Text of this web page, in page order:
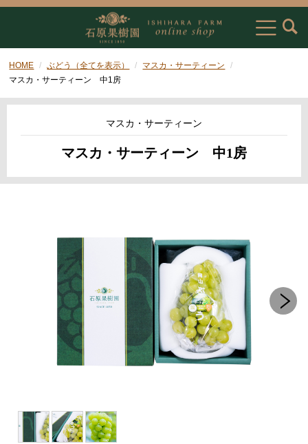
HOME ぶどう（全てを表示）
マスカ・サーティーン
マスカ・サーティーン 中1房
マスカ・サーティーン
マスカ・サーティーン 中1房